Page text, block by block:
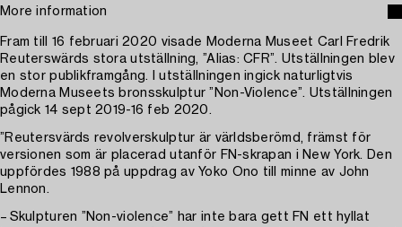
More information
Fram till 16 februari 2020 visade Moderna Museet Carl Fredrik
Reuterswärds stora utställning, ”Alias: CFR”. Utställningen blev
en stor publikframgång. I utställningen ingick naturligtvis
Moderna Museets bronsskulptur ”Non-Violence”. Utställningen
pågick 14 sept 2019-16 feb 2020.
”Reutersvärds revolverskulptur är världsberömd, främst för
versionen som är placerad utanför FN-skrapan i New York. Den
uppfördes 1988 på uppdrag av Yoko Ono till minne av John
Lennon.
– Skulpturen ”Non-violence” har inte bara gett FN ett hyllat